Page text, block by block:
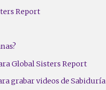
Report
Global Sisters Report
grabar videos de Sabiduría